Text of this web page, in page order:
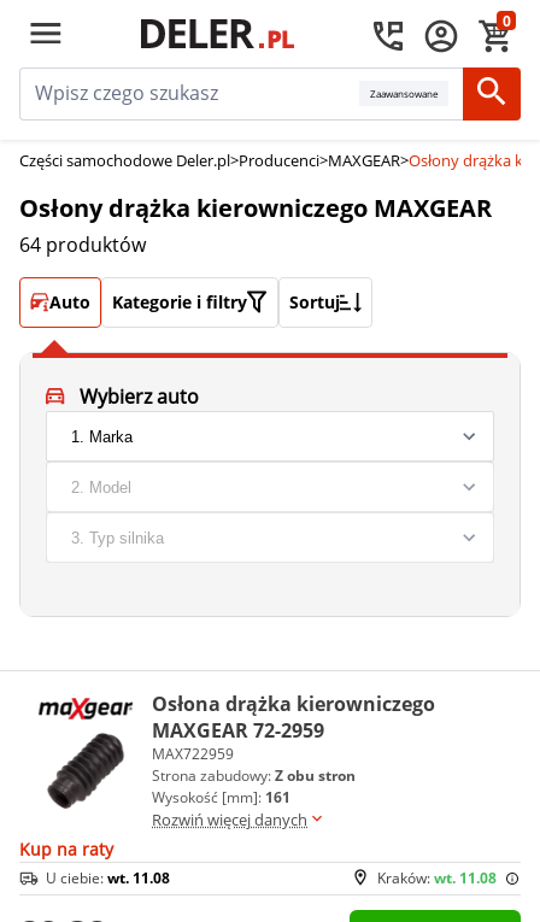
0
Zaawansowane
Części samochodowe Deler.pl>Producenci>MAXGEAR>Osłony drążka
Osłony drążka kierowniczego MAXGEAR
64 produktów
Auto Kategorie i filtry Sortuj
Wybierz auto
Osłona drążka kierowniczego
MAXGEAR 72-2959
MAX722959
Strona zabudowy:Z obu stron
Wysokość [mm]: 161
Rozwiń więcej danych
Kup na raty
Kraków:wt. 11.08
U ciebie:wt. 11.08